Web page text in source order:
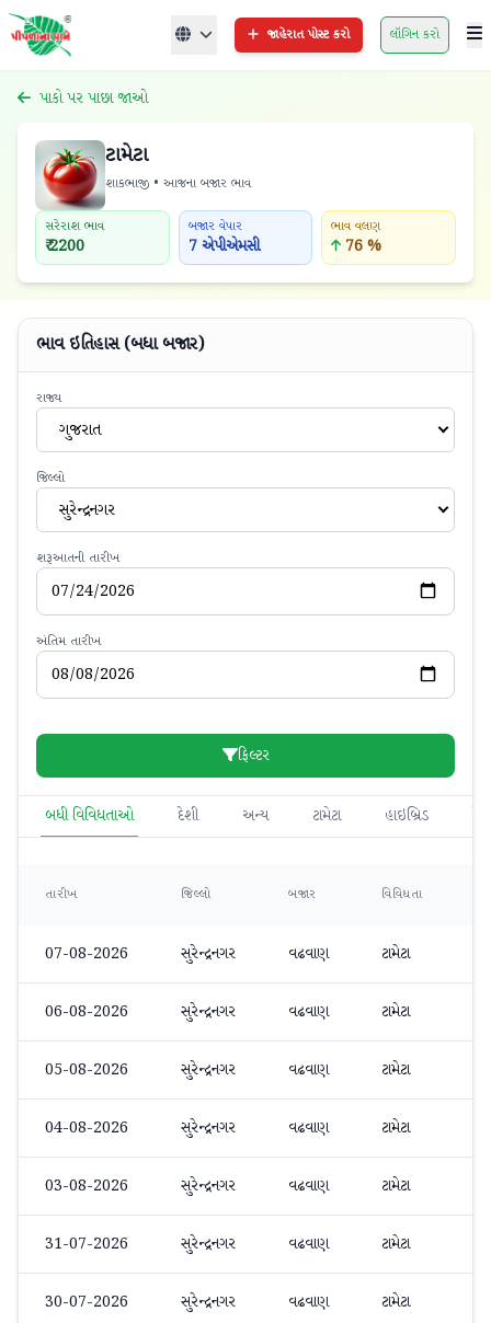
જાહેરાત પોસ્ટ કરો લૉગિન કરો
પાકો પર પાછા જાઓ
ટામેટા
શાકભાજી • આજના બજાર ભાવ
સરેરાશ ભાવ
₹ 2200
બજાર વેપાર
7 એપીએમસી
ભાવ વલણ
76 %
ભાવ ઇતિહાસ (બધા બજાર)
રાજ્ય
ગુજરાત
જિલ્લો
સુરેન્દ્રનગર
શરૂઆતની તારીખ
અંતિમ તારીખ
ફિલ્ટર
બધી વિવિધતાઓ દેશી અન્ય ટામેટા હાઇબ્રિડ
તારીખ જિલ્લો બજાર વિવિધતા
07-08-2026 સુરેન્દ્રનગર વઢવાણ ટામેટા
06-08-2026 સુરેન્દ્રનગર વઢવાણ ટામેટા
05-08-2026 સુરેન્દ્રનગર વઢવાણ ટામેટા
04-08-2026 સુરેન્દ્રનગર વઢવાણ ટામેટા
03-08-2026 સુરેન્દ્રનગર વઢવાણ ટામેટા
31-07-2026 સુરેન્દ્રનગર વઢવાણ ટામેટા
30-07-2026 સુરેન્દ્રનગર વઢવાણ ટામેટા